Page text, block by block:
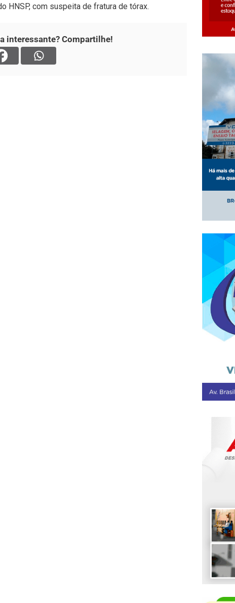
HNSP, com suspeita de fratura de tórax.
interessante? Compartilhe!